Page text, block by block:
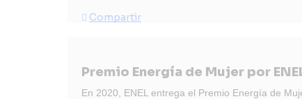
Compartir
Premio Energía de Mujer por
En 2020, ENEL entrega el Premio Energía de